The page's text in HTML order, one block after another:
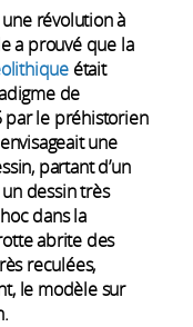
révolution à
a prouvé que la
était
de
par le préhistorien
une
partant d’un
dessin très
dans la
abrite des
reculées,
le modèle sur